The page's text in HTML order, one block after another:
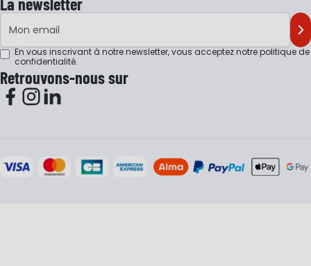
Adresse e-mail
En vous inscrivant à notre newsletter, vous acceptez notrepolitique de
confidentialité.
Retrouvons-nous sur